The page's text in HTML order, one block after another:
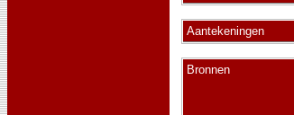
Aantekeningen
Bronnen